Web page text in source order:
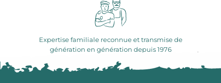
Expertise familiale reconnue et transmise de
génération en génération depuis 1976